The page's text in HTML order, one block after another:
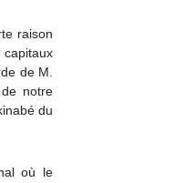
raison
de M.
notre
du
où le